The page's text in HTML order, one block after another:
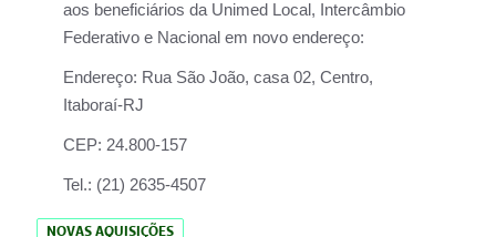
aos beneficiários da Unimed Local, Intercâmbio
Federativo e Nacional em novo endereço:
Endereço: Rua São João, casa 02, Centro,
Itaboraí-RJ
CEP: 24.800-157
Tel.: (21) 2635-4507
NOVAS AQUISIÇÕES